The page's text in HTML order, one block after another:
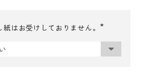
はお受けしておりません。
須